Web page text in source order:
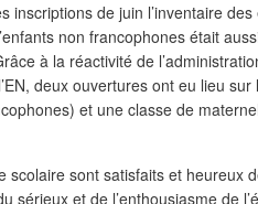
inscriptions de juin l’inventaire
non francophones était
à la réactivité de
deux ouvertures ont eu lieu
et une classe de
scolaire sont satisfaits et heureux
sérieux et de l’enthousiasme de